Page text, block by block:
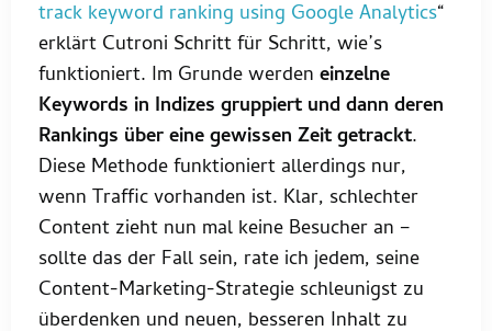
track keyword ranking using Google Analytics“
erklärt Cutroni Schritt für Schritt, wie’s
funktioniert. Im Grunde werden einzelne
Keywords in Indizes gruppiert und dann deren
Rankings über eine gewissen Zeit getrackt.
Diese Methode funktioniert allerdings nur,
wenn Traffic vorhanden ist. Klar, schlechter
Content zieht nun mal keine Besucher an –
sollte das der Fall sein, rate ich jedem, seine
Content-Marketing-Strategie schleunigst zu
überdenken und neuen, besseren Inhalt zu